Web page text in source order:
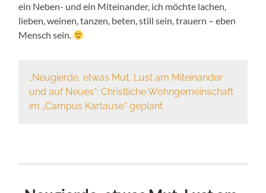
ein Neben- und ein Miteinander, ich möchte lachen,
lieben, weinen, tanzen, beten, still sein, trauern – eben
Mensch sein.
„Neugierde, etwas Mut, Lust am Miteinander
und auf Neues“: Christliche Wohngemeinschaft
im „Campus Kartause“ geplant